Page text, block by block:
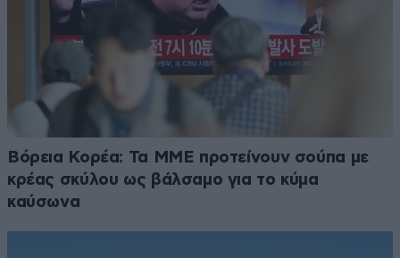
Βόρεια Κορέα: Τα ΜΜΕ προτείνουν σούπα με
κρέας σκύλου ως βάλσαμο για το κύμα
καύσωνα